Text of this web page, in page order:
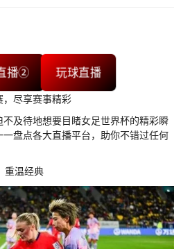
播② 玩球直播
，尽享赛事精彩
及待地想要目睹女足世界杯的精彩瞬
盘点各大直播平台，助你不错过任何
重温经典